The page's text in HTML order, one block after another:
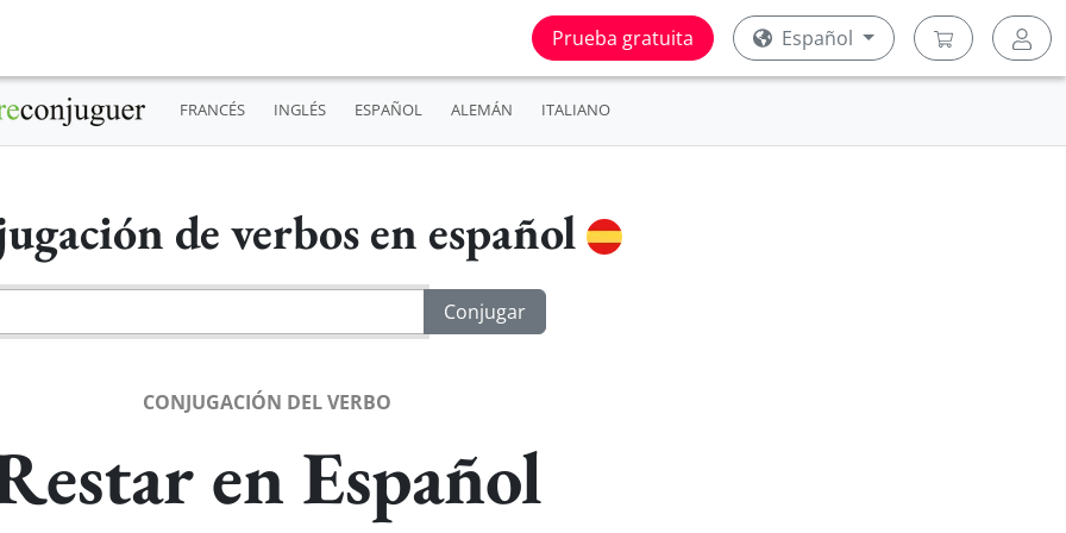
Prueba gratuita Español
FRANCÉS INGLÉS ESPAÑOL ALEMÁN ITALIANO
de verbos en español
CONJUGACIÓN DEL VERBO
en Español